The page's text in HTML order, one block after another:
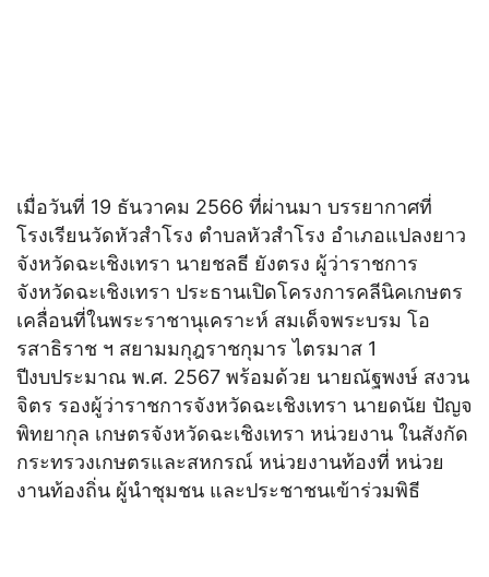
เมื่อวันที่ 19 ธันวาคม 2566 ที่ผ่านมา บรรยากาศที่
โรงเรียนวัดหัวสำโรง ตำบลหัวสำโรง อำเภอแปลงยาว
จังหวัดฉะเชิงเทรา นายชลธี ยังตรง ผู้ว่าราชการ
จังหวัดฉะเชิงเทรา ประธานเปิดโครงการคลีนิคเกษตร
เคลื่อนที่ในพระราชานุเคราะห์ สมเด็จพระบรม โอ
รสาธิราช ฯ สยามมกุฎราชกุมาร ไตรมาส 1
ปีงบประมาณ พ.ศ. 2567 พร้อมด้วย นายณัฐพงษ์ สงวน
จิตร รองผู้ว่าราชการจังหวัดฉะเชิงเทรา นายดนัย ปัญจ
พิทยากุล เกษตรจังหวัดฉะเชิงเทรา หน่วยงาน ในสังกัด
กระทรวงเกษตรและสหกรณ์ หน่วยงานท้องที่ หน่วย
งานท้องถิ่น ผู้นำชุมชน และประชาชนเข้าร่วมพิธี